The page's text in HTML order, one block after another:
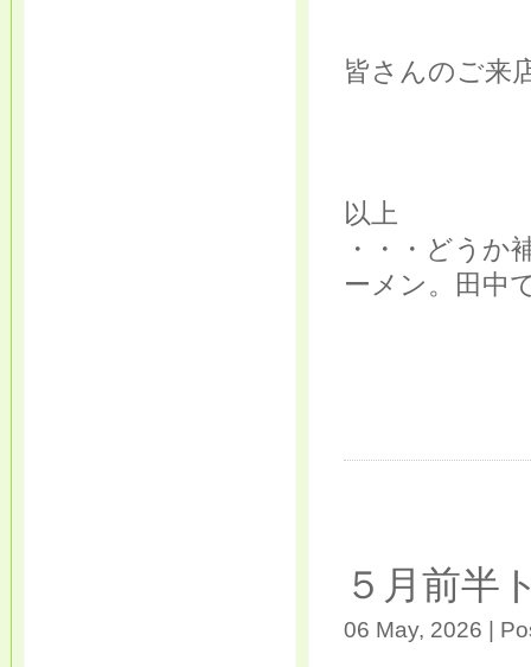
皆さんのご来
以上
・・・どうか
ーメン。田中
５月前半
06 May, 2026 |